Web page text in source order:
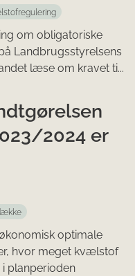
om obligatoriske
Landbrugsstyrelsens
læse om kravet ti...
2024 er
optimale
hvor meget kvælstof
planperioden